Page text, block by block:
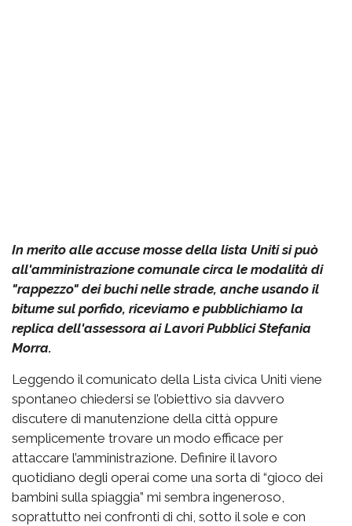
In merito alle accuse mosse della lista Uniti si può
all'amministrazione comunale circa le modalità di
"rappezzo" dei buchi nelle strade, anche usando il
bitume sul porfido, riceviamo e pubblichiamo la
replica dell'assessora ai Lavori Pubblici Stefania
Morra.
Leggendo il comunicato della Lista civica Uniti viene
spontaneo chiedersi se l’obiettivo sia davvero
discutere di manutenzione della città oppure
semplicemente trovare un modo efficace per
attaccare l’amministrazione. Definire il lavoro
quotidiano degli operai come una sorta di “gioco dei
bambini sulla spiaggia” mi sembra ingeneroso,
soprattutto nei confronti di chi, sotto il sole e con